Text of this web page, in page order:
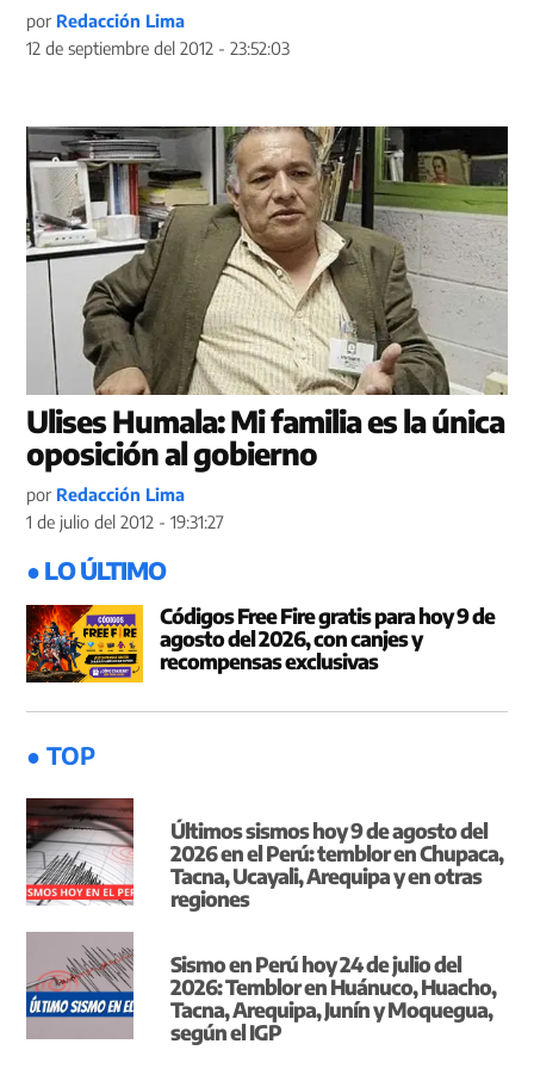
por Redacción Lima
12 de septiembre del 2012 - 23:52:03
Ulises Humala: Mi familia es la única
oposición al gobierno
por Redacción Lima
1 de julio del 2012 - 19:31:27
● LO ÚLTIMO
Códigos Free Fire gratis para hoy 9 de
agosto del 2026, con canjes y
recompensas exclusivas
● TOP
Últimos sismos hoy 9 de agosto del
2026 en el Perú: temblor en Chupaca,
Tacna, Ucayali, Arequipa y en otras
regiones
Sismo en Perú hoy 24 de julio del
2026: Temblor en Huánuco, Huacho,
Tacna, Arequipa, Junín y Moquegua,
según el IGP